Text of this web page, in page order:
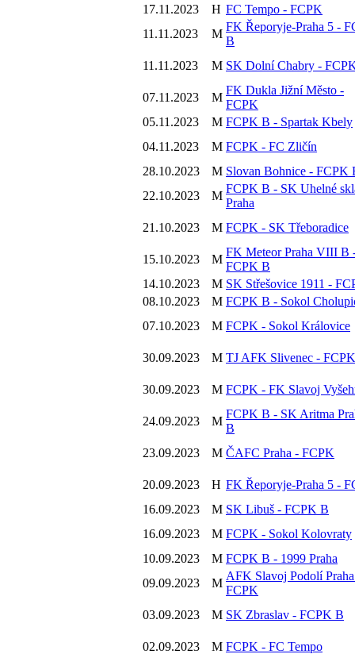
17.11.2023
H FC Tempo - FCPK
11.11.2023
M
FK Řeporyje-Praha 5 -
B
11.11.2023
M SK Dolní Chabry -
07.11.2023 M
FK Dukla Jižní Město -
FCPK
05.11.2023
M FCPK B - Spartak Kbely
04.11.2023
M FCPK - FC Zličín
28.10.2023
M Slovan Bohnice - FCPK
22.10.2023
M
FCPK B - SK Uhelné
Praha
21.10.2023
M FCPK - SK Třeboradice
15.10.2023 M
FK Meteor Praha VIII B
FCPK B
14.10.2023
M SK Střešovice 1911 -
08.10.2023
M FCPK B - Sokol
07.10.2023
M FCPK - Sokol Královice
30.09.2023 M TJ AFK Slivenec -
30.09.2023 M FCPK - FK Slavoj
24.09.2023 M
FCPK B - SK Aritma
B
23.09.2023
M ČAFC Praha - FCPK
20.09.2023 H FK Řeporyje-Praha 5 -
16.09.2023
M SK Libuš - FCPK B
16.09.2023
M FCPK - Sokol Kolovraty
10.09.2023
M FCPK B - 1999 Praha
09.09.2023
M
AFK Slavoj Podolí
FCPK
03.09.2023
M SK Zbraslav - FCPK B
02.09.2023 M FCPK - FC Tempo